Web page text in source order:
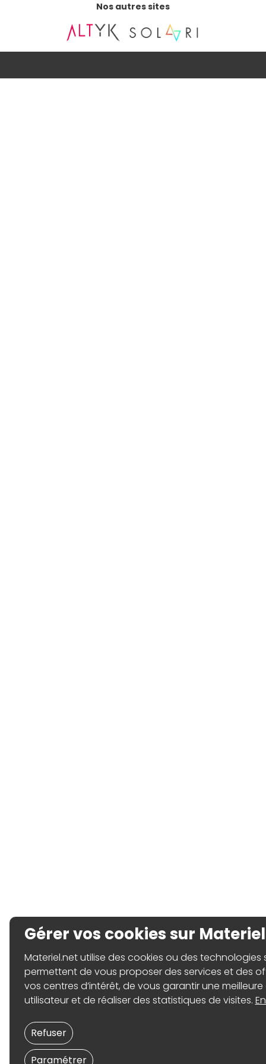
Nos autres sites
Gérer vos cookies sur
Materiel.net utilise des cookies ou des technologies
permettent de vous proposer des services et des
vos centres d’intérêt, de vous garantir une
utilisateur et de réaliser des statistiques de visites.
Paramétrer
Refuser